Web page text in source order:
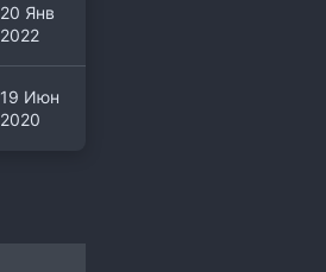
20 Янв
2022
19 Июн
2020